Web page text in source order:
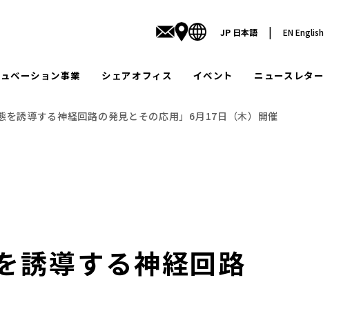
JP 日本語 |ENEnglish
ベーション事業 シェアオフィス イベント ニュースレター
誘導する神経回路の発見とその応用」6月17日（木）開催
導する神経回路